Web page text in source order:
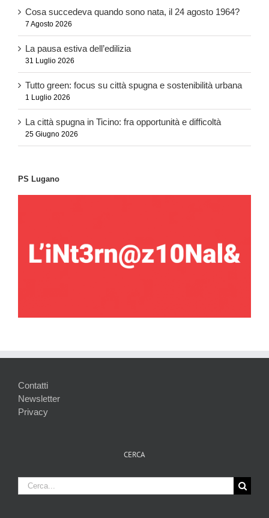
Cosa succedeva quando sono nata, il 24 agosto 1964?
7 Agosto 2026
La pausa estiva dell’edilizia
31 Luglio 2026
Tutto green: focus su città spugna e sostenibilità urbana
1 Luglio 2026
La città spugna in Ticino: fra opportunità e difficoltà
25 Giugno 2026
PS Lugano
Contatti
Newsletter
Privacy
CERCA
Cerca
per: